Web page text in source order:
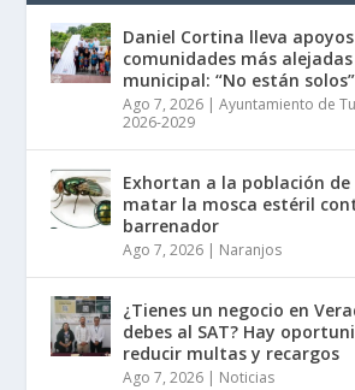
Daniel Cortina lleva
comunidades más
municipal: “No están solos”
Ago 7, 2026 |Ayuntamiento de
2026-2029
Exhortan a la población
matar la mosca estéril
barrenador
Ago 7, 2026 | Naranjos
¿Tienes un negocio en
debes al SAT? Hay
reducir multas y recargos
Ago 7, 2026 | Noticias